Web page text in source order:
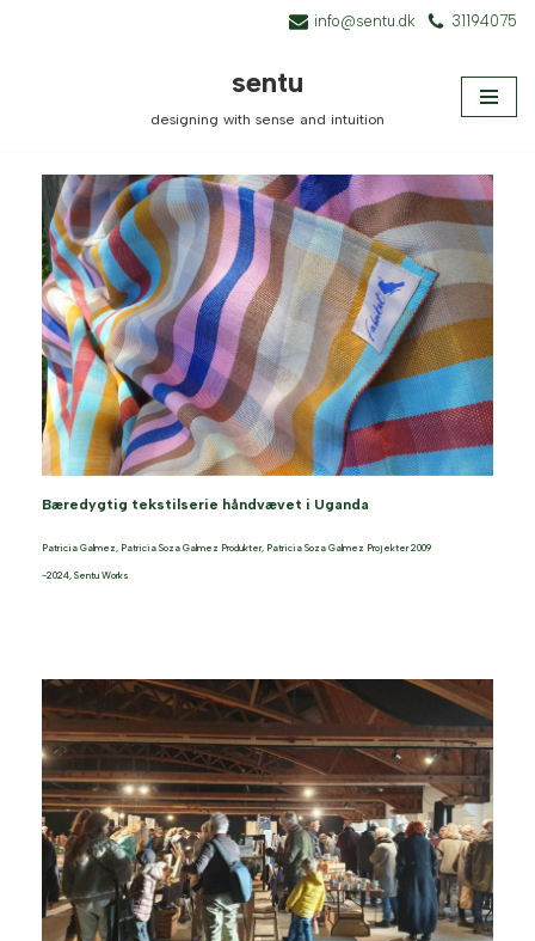
info@sentu.dk 31194075
sentu
designing with sense and intuition
Bæredygtig tekstilserie håndvævet i Uganda
Patricia Galmez, Patricia Soza Galmez Produkter, Patricia Soza Galmez Projekter 2009
-2024, Sentu Works